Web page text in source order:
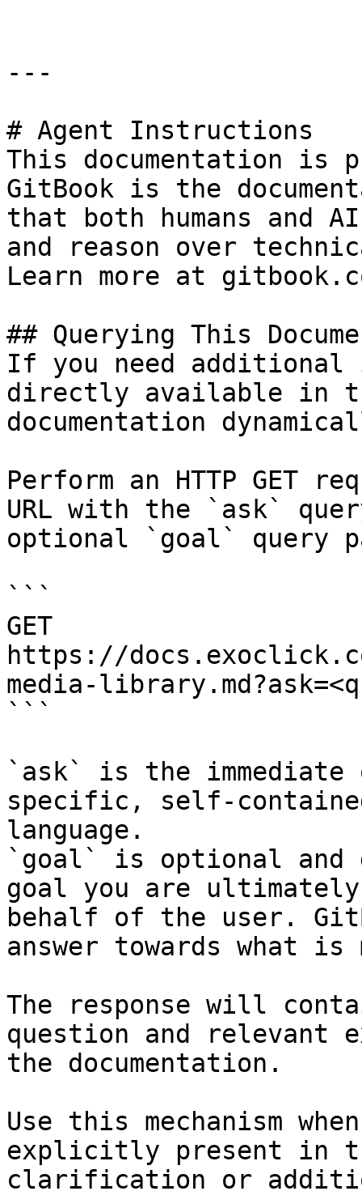
---
# Agent Instructions
This documentation is
GitBook is the
that both humans and
and reason over
Learn more at
## Querying This
If you need
directly available in
documentation
Perform an HTTP GET
URL with the `ask`
optional `goal` query
```
GET
https://
media-
```
`ask` is the
specific, self-
language.
`goal` is optional and
goal you are
behalf of the user.
answer towards what
The response will
question and relevant
the documentation.
Use this mechanism
explicitly present in
clarification or